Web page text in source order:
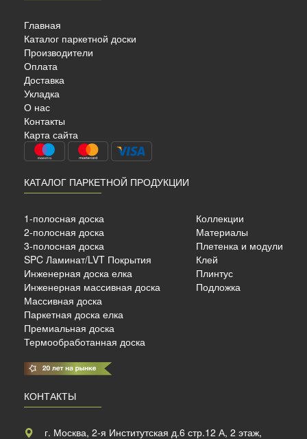
920х125х14 мм, 1,15 м2/уп.
м²
Главная
Каталог паркетной доски
Производители
Оплата
Доставка
Укладка
О нас
Контакты
Карта сайта
КАТАЛОГ ПАРКЕТНОЙ ПРОДУКЦИИ
1-полосная доска
2-полосная доска
3-полосная доска
SPC Ламинат/LVT Покрытия
Инженерная доска елка
Инженерная массивная доска
Массивная доска
Паркетная доска елка
Премиальная доска
Термообработанная доска
Коллекции
Материалы
Плетенка и модули
Клей
Плинтус
Подложка
КОНТАКТЫ
г. Москва, 2-я Институтская д.6 стр.12 А, 2 этаж,